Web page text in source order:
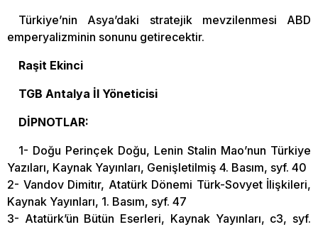
Türkiye’nin Asya’daki stratejik mevzilenmesi ABD
emperyalizminin sonunu getirecektir.
Raşit Ekinci
TGB Antalya İl Yöneticisi
DİPNOTLAR:
1- Doğu Perinçek Doğu, Lenin Stalin Mao’nun Türkiye
Yazıları, Kaynak Yayınları, Genişletilmiş 4. Basım, syf. 40
2- Vandov Dimitır, Atatürk Dönemi Türk-Sovyet İlişkileri,
Kaynak Yayınları, 1. Basım, syf. 47
3- Atatürk’ün Bütün Eserleri, Kaynak Yayınları, c3, syf.